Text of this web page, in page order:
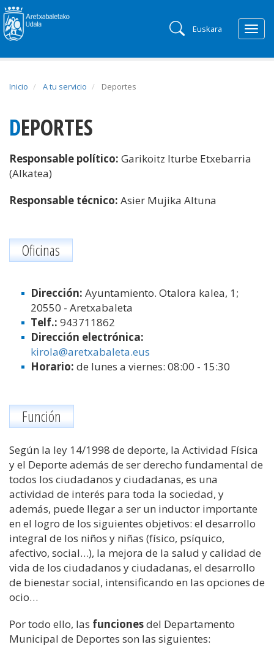
Euskara
Inicio A tu servicio Deportes
DEPORTES
Responsable político: Garikoitz Iturbe Etxebarria
(Alkatea)
Responsable técnico: Asier Mujika Altuna
Oficinas
Dirección: Ayuntamiento. Otalora kalea, 1;
20550 - Aretxabaleta
Telf.: 943711862
Dirección electrónica:
kirola@aretxabaleta.eus
Horario: de lunes a viernes: 08:00 - 15:30
Función
Según la ley 14/1998 de deporte, la Actividad Física
y el Deporte además de ser derecho fundamental de
todos los ciudadanos y ciudadanas, es una
actividad de interés para toda la sociedad, y
además, puede llegar a ser un inductor importante
en el logro de los siguientes objetivos: el desarrollo
integral de los niños y niñas (físico, psíquico,
afectivo, social…), la mejora de la salud y calidad de
vida de los ciudadanos y ciudadanas, el desarrollo
de bienestar social, intensificando en las opciones de
ocio…
Por todo ello, las funcionesdel Departamento
Municipal de Deportes son las siguientes: